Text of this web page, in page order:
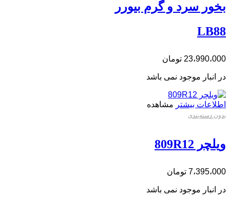
بخور سرد و گرم بیورر
LB88
23،990،000 تومان
در انبار موجود نمی باشد
اطلاعات بیشتر مشاهده
بدون دسته‌بندی
ویلچر 809R12
7،395،000 تومان
در انبار موجود نمی باشد